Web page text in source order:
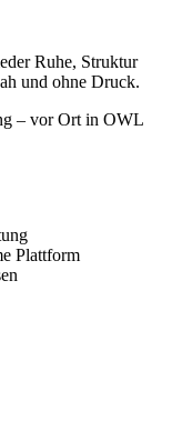
Ruhe, Struktur
und ohne Druck.
– vor Ort in OWL
Plattform